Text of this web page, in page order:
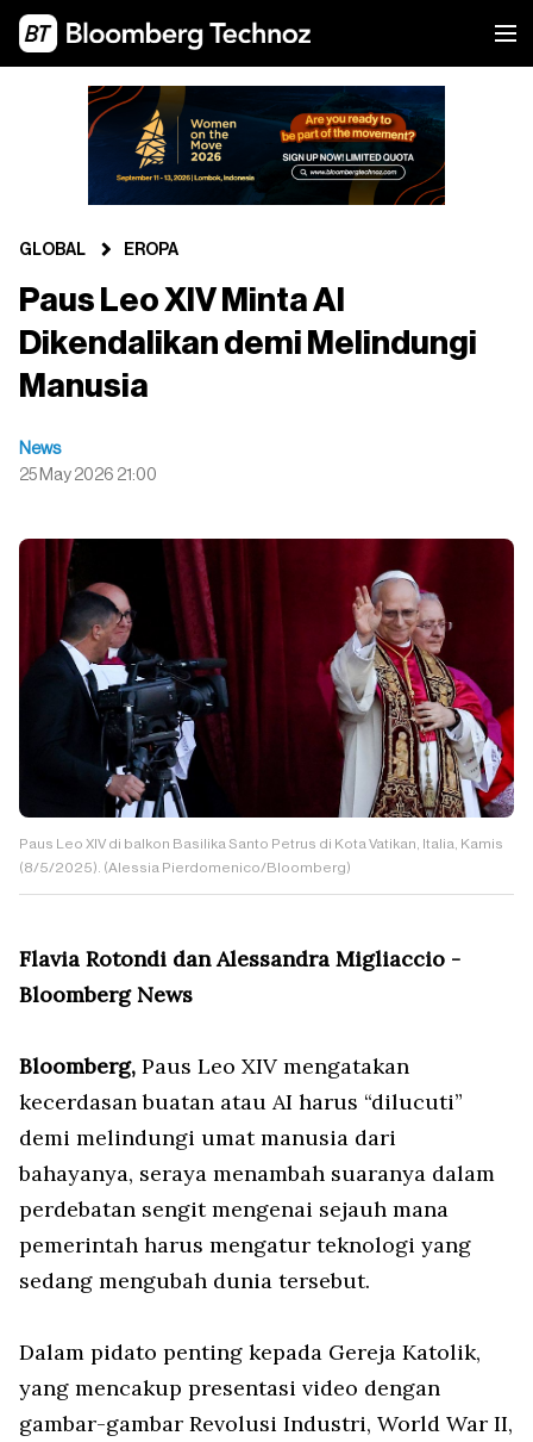
GLOBAL EROPA
Paus Leo XIV Minta AI
Dikendalikan demi Melindungi
Manusia
News
25 May 2026 21:00
Paus Leo XIV di balkon Basilika Santo Petrus di Kota Vatikan, Italia, Kamis
(8/5/2025). (Alessia Pierdomenico/Bloomberg)
Flavia Rotondi dan Alessandra Migliaccio -
Bloomberg News
Bloomberg, Paus Leo XIV mengatakan
kecerdasan buatan atau AI harus “dilucuti”
demi melindungi umat manusia dari
bahayanya, seraya menambah suaranya dalam
perdebatan sengit mengenai sejauh mana
pemerintah harus mengatur teknologi yang
sedang mengubah dunia tersebut.
Dalam pidato penting kepada Gereja Katolik,
yang mencakup presentasi video dengan
gambar-gambar Revolusi Industri, World War II,